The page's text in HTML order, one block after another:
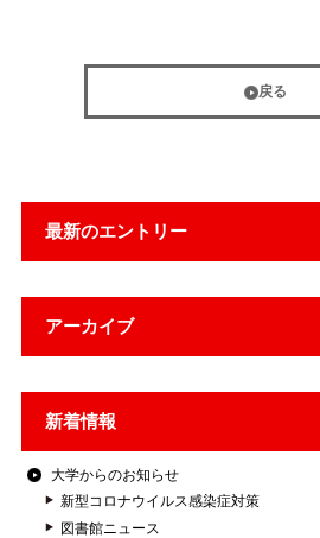
最新のエントリー
アーカイブ
新着情報
大学からのお知らせ
新型コロナウイルス感染症対策
図書館ニュース
戻る